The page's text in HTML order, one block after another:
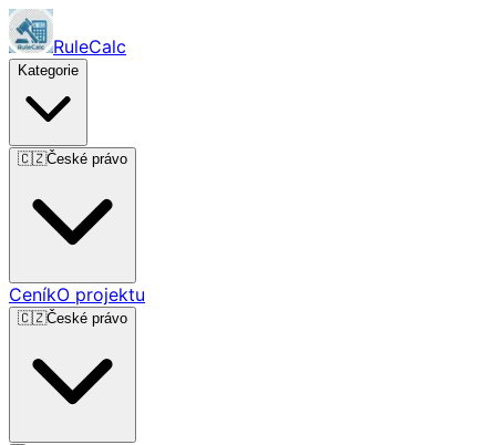
RuleCalc
Kategorie
🇨🇿České právo
CeníkO projektu
🇨🇿České právo